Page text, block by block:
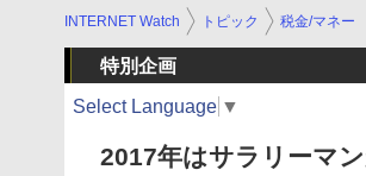
INTERNET Watch トピック 税金/マネー
特別企画
Select Language ▼
2017年はサラリーマ